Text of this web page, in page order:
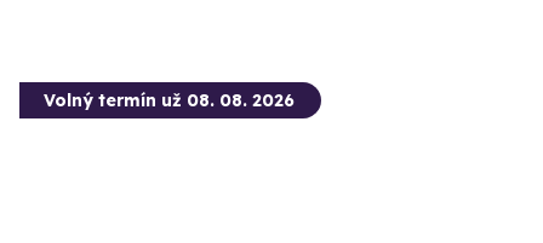
Volný termín už 08. 08. 2026